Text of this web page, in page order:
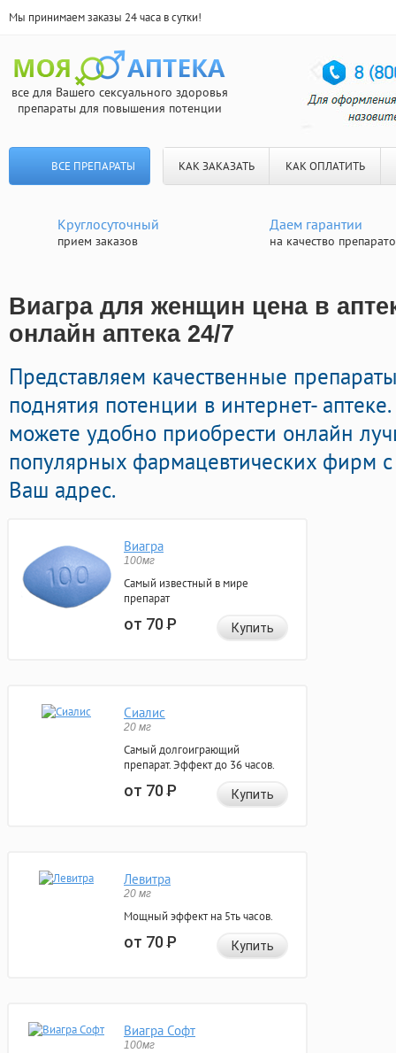
Мы принимаем заказы 24 часа в сутки!
все для Вашего сексуального здоровья
препараты для повышения потенции
ВСЕ ПРЕПАРАТЫ КАК ЗАКАЗАТЬ КАК ОПЛАТИТЬ
Круглосуточный
прием заказов
Даем гарантии
на качество
Виагра для женщин цена в
онлайн аптека 24/7
Представляем качественные
поднятия потенции в интернет-
можете удобно приобрести онлайн
популярных фармацевтических фирм с
Ваш адрес.
Виагра
100мг
Самый известный в мире
препарат
от 70Р Купить
Сиалис
20 мг
Самый долгоиграющий
препарат. Эффект до 36 часов.
от 70Р Купить
Левитра
20 мг
Мощный эффект на 5ть часов.
от 70Р Купить
Виагра Софт
100мг